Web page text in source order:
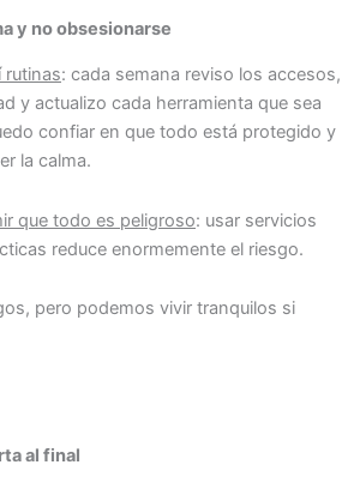
y no obsesionarse
rutinas: cada semana reviso los accesos,
y actualizo cada herramienta que sea
confiar en que todo está protegido y
la calma.
que todo es peligroso: usar servicios
reduce enormemente el riesgo.
pero podemos vivir tranquilos si
al final